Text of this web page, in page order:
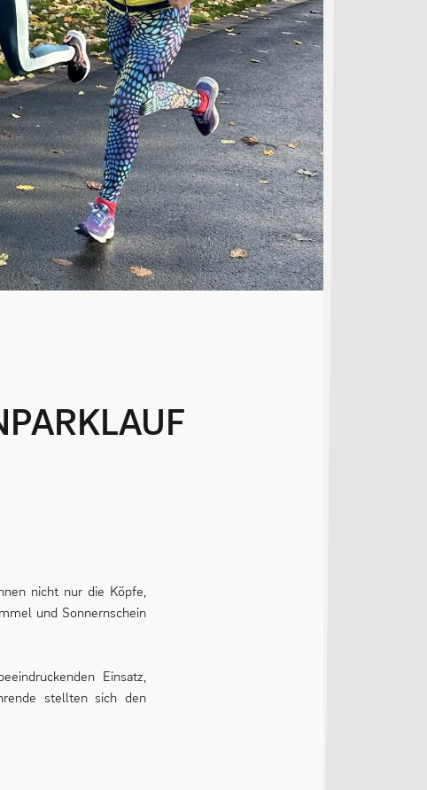
nicht nur die Köpfe,
und Sonnernschein
Einsatz,
stellten sich den